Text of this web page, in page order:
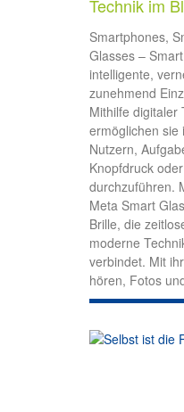
Technik im
Smartphones,
Glasses –
intelligente,
zunehmend
Mithilfe digitaler
ermöglichen sie
Nutzern,
Knopfdruck
durchzuführen.
Meta Smart
Brille, die
moderne
verbindet. Mit
hören, Fotos